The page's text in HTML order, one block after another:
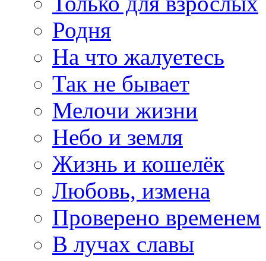
Родня
На что жалуетесь
Так не бывает
Мелочи жизни
Небо и земля
Жизнь и кошелёк
Любовь, измена
Проверено временем
В лучах славы